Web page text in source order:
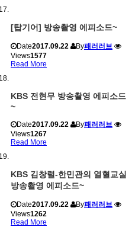
[탑기어] 방송촬영 에피소드~
Date2017.09.22 By패러러브
Views1577
Read More
KBS 전현무 방송촬영 에피소드
~
Date2017.09.22 By패러러브
Views1267
Read More
KBS 김창렬-한민관의 열혈교실
방송촬영 에피소드~
Date2017.09.22 By패러러브
Views1262
Read More